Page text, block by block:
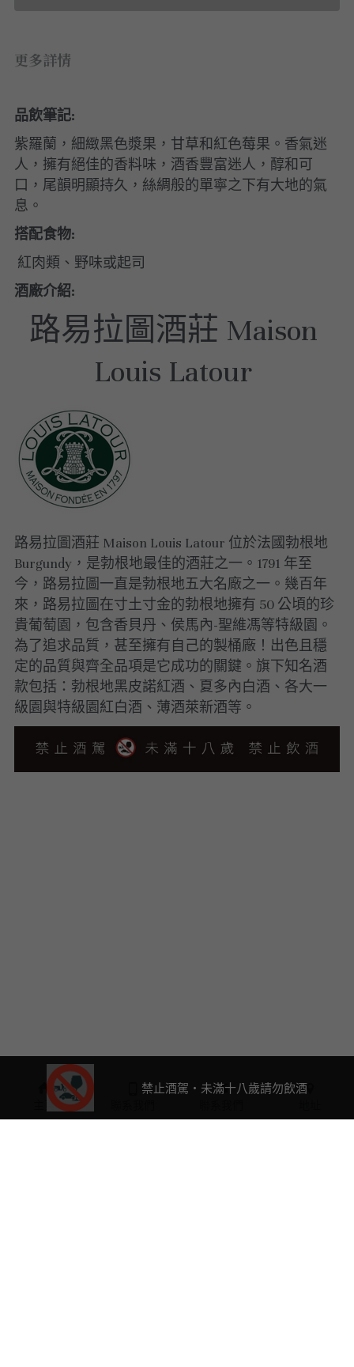
更多詳情
品飲筆記:
紫羅蘭，細緻黑色漿果，甘草和紅色莓果。香氣迷
人，擁有絕佳的香料味，酒香豐富迷人，醇和可
口，尾韻明顯持久，絲綢般的單寧之下有大地的氣
息。
搭配食物:
紅肉類、野味或起司
酒廠介紹:
路易拉圖酒莊 Maison
Louis Latour
路易拉圖酒莊 Maison Louis Latour 位於法國勃根地
Burgundy，是勃根地最佳的酒莊之一。1791 年至
今，路易拉圖一直是勃根地五大名廠之一。幾百年
來，路易拉圖在寸土寸金的勃根地擁有 50 公頃的珍
貴葡萄園，包含香貝丹、侯馬內-聖維馮等特級園。
為了追求品質，甚至擁有自己的製桶廠！出色且穩
定的品質與齊全品項是它成功的關鍵。旗下知名酒
款包括：勃根地黑皮諾紅酒、夏多內白酒、各大一
級園與特級園紅白酒、薄酒萊新酒等。
智利｜收藏級珍藏
智利｜日常選酒
美國｜日常選酒
澳洲 ｜日常選酒
阿根廷｜日常選酒
阿根廷｜收藏級珍藏
美國｜進階選酒
美國｜頂級膜拜酒
主頁
禁止酒駕・未滿十八歲請勿飲酒